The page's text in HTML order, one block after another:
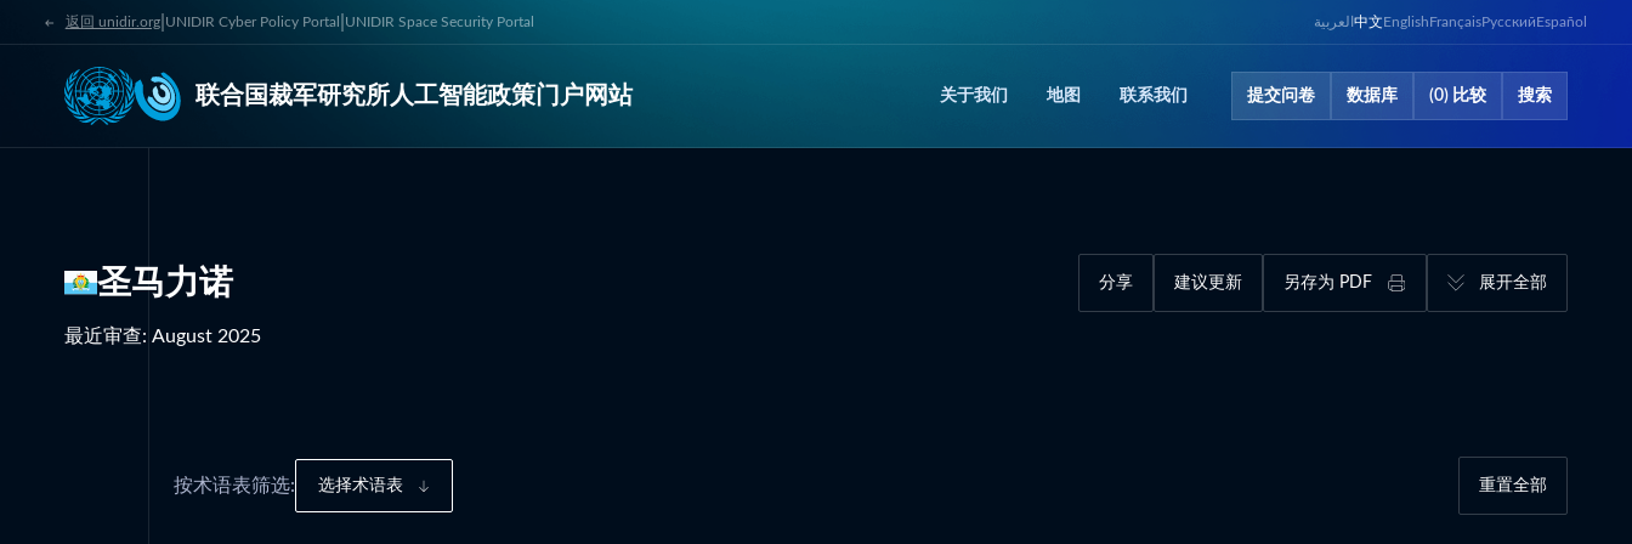
返回 unidir.org| UNIDIR Cyber Policy Portal UNIDIR Space Security Portal العربية 中文EnglishFrançaisРусскийEspañol
联合国裁军研究所人工智能政策门户网站 关于我们 地图​ 联系​我们 提交问卷​ 数据库​ (0) 比较 搜索
圣马力诺
最近审查: August 2025
分享 建议更新 另存为 PDF 展开全部
按术语表筛选: 选择术语表 重置全部